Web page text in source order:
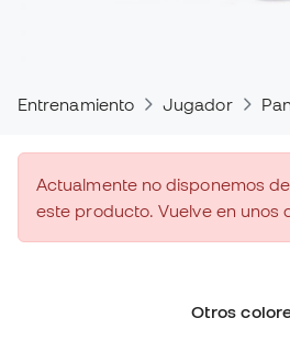
Entrenamiento Jugador
Actualmente no disponemos
este producto. Vuelve en unos
Otros